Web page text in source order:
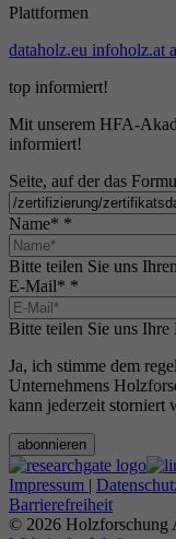
Plattformen
dataholz.eu infoholz.at
top informiert!
Mit unserem HFA-
informiert!
Seite, auf der das
Name* *
Bitte teilen Sie uns
E-Mail* *
Bitte teilen Sie uns
Ja, ich stimme dem
Unternehmens
kann jederzeit storniert
abonnieren
Impressum |
Barrierefreiheit
© 2026 Holzforschung